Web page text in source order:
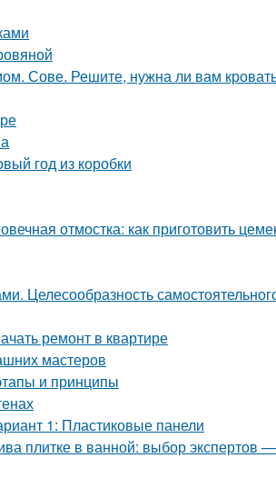
Сове. Решите, нужна ли вам
год из коробки
отмостка: как приготовить
Целесообразность
ремонт в квартире
мастеров
и принципы
1: Пластиковые панели
плитке в ванной: выбор экспертов